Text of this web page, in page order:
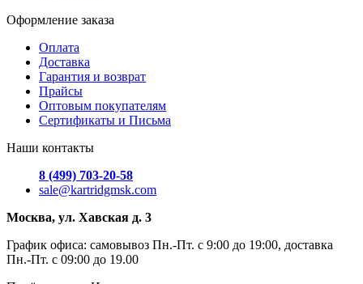
Оформление заказа
Оплата
Доставка
Гарантия и возврат
Прайсы
Оптовым покупателям
Сертификаты и Письма
Наши контакты
8 (499) 703-20-58
sale@kartridgmsk.com
Москва, ул. Хавская д. 3
График офиса: самовывоз Пн.-Пт. с 9:00 до 19:00, доставка
Пн.-Пт. с 09:00 до 19.00